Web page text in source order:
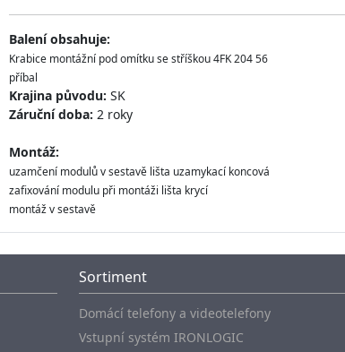
Balení obsahuje:
Krabice montážní pod omítku se stříškou 4FK 204 56
příbal
Krajina původu: SK
Záruční doba: 2 roky
Montáž:
uzamčení modulů v sestavě lišta uzamykací koncová
zafixování modulu při montáži lišta krycí
montáž v sestavě
Sortiment
Domácí telefony a videotelefony
Vstupní systém IRONLOGIC